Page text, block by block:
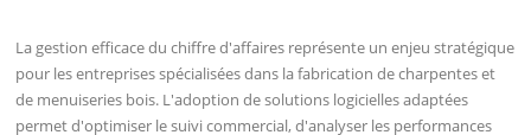
La gestion efficace du chiffre d'affaires représente un enjeu stratégique
pour les entreprises spécialisées dans la fabrication de charpentes et
de menuiseries bois. L'adoption de solutions logicielles adaptées
permet d'optimiser le suivi commercial, d'analyser les performances